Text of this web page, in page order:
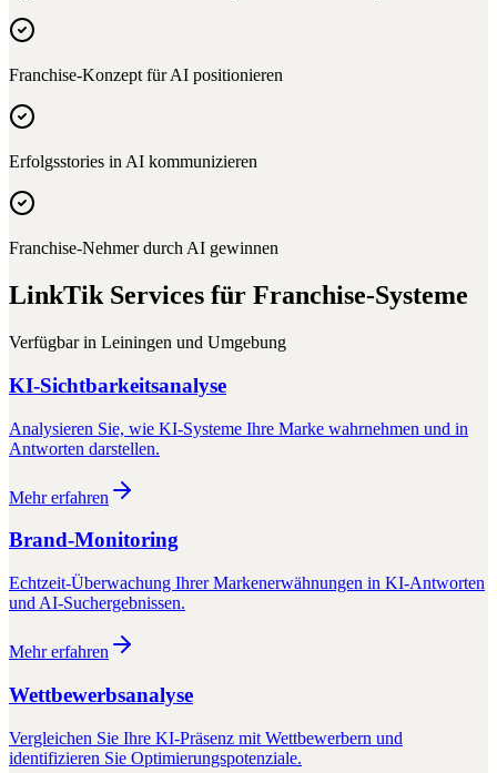
Franchise-Konzept für AI positionieren
Erfolgsstories in AI kommunizieren
Franchise-Nehmer durch AI gewinnen
LinkTik Services für Franchise-Systeme
Verfügbar in Leiningen und Umgebung
KI-Sichtbarkeitsanalyse
Analysieren Sie, wie KI-Systeme Ihre Marke wahrnehmen und in
Antworten darstellen.
Mehr erfahren
Brand-Monitoring
Echtzeit-Überwachung Ihrer Markenerwähnungen in KI-Antworten
und AI-Suchergebnissen.
Mehr erfahren
Wettbewerbsanalyse
Vergleichen Sie Ihre KI-Präsenz mit Wettbewerbern und
identifizieren Sie Optimierungspotenziale.